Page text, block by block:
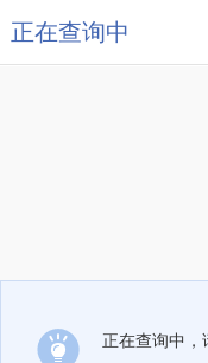
正在查询中
正在查询中，